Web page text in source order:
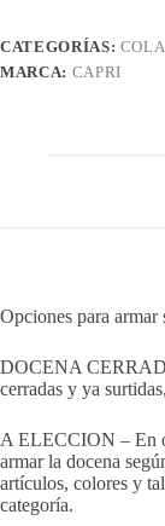
CATEGORÍAS:
MARCA: CAPRI
Opciones para armar
DOCENA
cerradas y ya
A ELECCION – En
armar la docena
artículos, colores y
categoría.